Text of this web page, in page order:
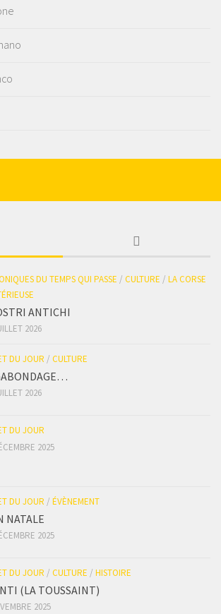
DU TEMPS QUI PASSE / CULTURE / LA CORSE
ANTICHI
2026
DU JOUR / CULTURE
2026
DU JOUR
2025
DU JOUR / ÉVÈNEMENT
NATALE
2025
DU JOUR / CULTURE / HISTOIRE
(LA TOUSSAINT)
2025